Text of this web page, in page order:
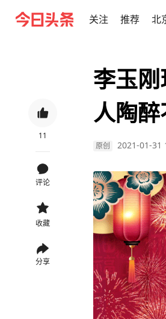
关注 推荐 北
11
评论
收藏
分享
李玉
人陶
原创 2021-01-31